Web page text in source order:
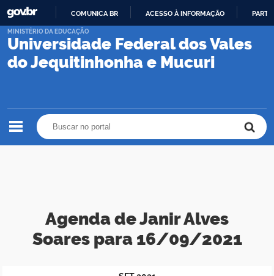
PARA
CONTEÚDO
COMUNICA BR ACESSO À INFORMAÇÃO
Universidade Federal dos Vales
do Jequitinhonha e Mucuri
MINISTÉRIO DA EDUCAÇÃO
Agenda de Janir Alves
Soares para 16/09/2021